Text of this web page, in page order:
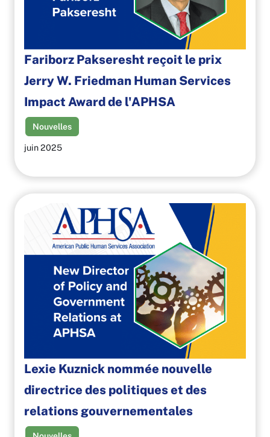
Fariborz Pakseresht reçoit le prix
Jerry W. Friedman Human Services
Impact Award de l'APHSA
Nouvelles
juin 2025
Lexie Kuznick nommée nouvelle
directrice des politiques et des
relations gouvernementales